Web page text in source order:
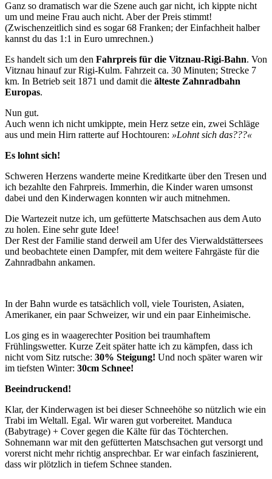
Ganz so dramatisch war die Szene auch gar nicht, ich kippte nicht
um und meine Frau auch nicht. Aber der Preis stimmt!
(Zwischenzeitlich sind es sogar 68 Franken; der Einfachheit halber
kannst du das 1:1 in Euro umrechnen.)
Es handelt sich um den Fahrpreis für die Vitznau-Rigi-Bahn. Von
Vitznau hinauf zur Rigi-Kulm. Fahrzeit ca. 30 Minuten; Strecke 7
km. In Betrieb seit 1871 und damit die älteste Zahnradbahn
Europas.
Nun gut.
Auch wenn ich nicht umkippte, mein Herz setze ein, zwei Schläge
aus und mein Hirn ratterte auf Hochtouren: »Lohnt sich das???«
Es lohnt sich!
Schweren Herzens wanderte meine Kreditkarte über den Tresen und
ich bezahlte den Fahrpreis. Immerhin, die Kinder waren umsonst
dabei und den Kinderwagen konnten wir auch mitnehmen.
Die Wartezeit nutze ich, um gefütterte Matschsachen aus dem Auto
zu holen. Eine sehr gute Idee!
Der Rest der Familie stand derweil am Ufer des Vierwaldstättersees
und beobachtete einen Dampfer, mit dem weitere Fahrgäste für die
Zahnradbahn ankamen.
In der Bahn wurde es tatsächlich voll, viele Touristen, Asiaten,
Amerikaner, ein paar Schweizer, wir und ein paar Einheimische.
Los ging es in waagerechter Position bei traumhaftem
Frühlingswetter. Kurze Zeit später hatte ich zu kämpfen, dass ich
nicht vom Sitz rutsche: 30% Steigung! Und noch später waren wir
im tiefsten Winter: 30cm Schnee!
Beeindruckend!
Klar, der Kinderwagen ist bei dieser Schneehöhe so nützlich wie ein
Trabi im Weltall. Egal. Wir waren gut vorbereitet. Manduca
(Babytrage) + Cover gegen die Kälte für das Töchterchen.
Sohnemann war mit den gefütterten Matschsachen gut versorgt und
vorerst nicht mehr richtig ansprechbar. Er war einfach faszinierent,
dass wir plötzlich in tiefem Schnee standen.